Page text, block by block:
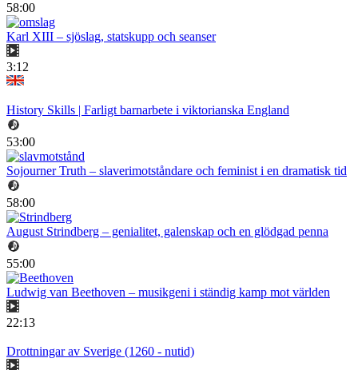
58:00
Karl XIII – sjöslag, statskupp och seanser
3:12
History Skills | Farligt barnarbete i viktorianska England
53:00
Sojourner Truth – slaverimotståndare och feminist i en dramatisk tid
58:00
August Strindberg – genialitet, galenskap och en glödgad penna
55:00
Ludwig van Beethoven – musikgeni i ständig kamp mot världen
22:13
Drottningar av Sverige (1260 - nutid)